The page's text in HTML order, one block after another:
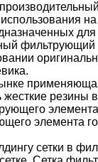
резины
элемента
сетки в